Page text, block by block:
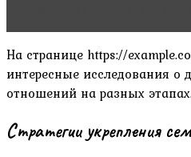
На странице https://
интересные исследования о
отношений на разных
Стратегии укрепления